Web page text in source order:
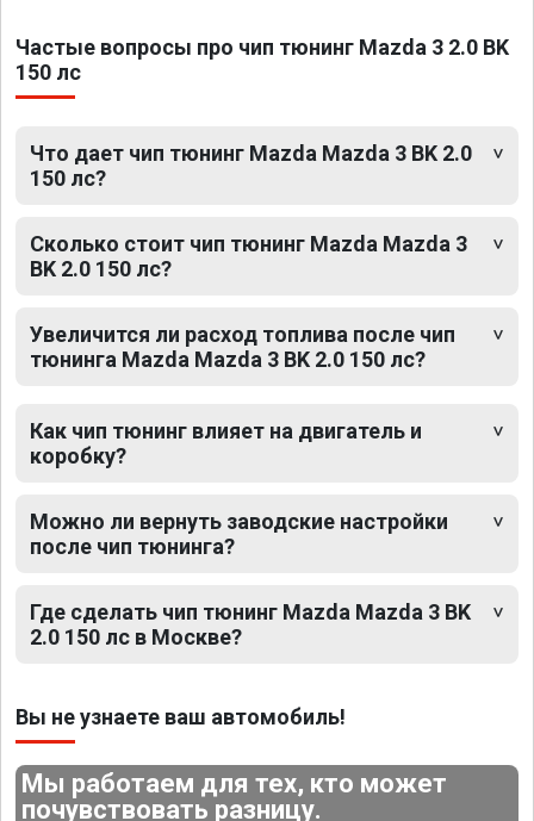
Частые вопросы про чип тюнинг Mazda 3 2.0 BK
150 лс
Что дает чип тюнинг Mazda Mazda 3 BK 2.0
150 лс?
Сколько стоит чип тюнинг Mazda Mazda 3
BK 2.0 150 лс?
Увеличится ли расход топлива после чип
тюнинга Mazda Mazda 3 BK 2.0 150 лс?
Как чип тюнинг влияет на двигатель и
коробку?
Можно ли вернуть заводские настройки
после чип тюнинга?
Где сделать чип тюнинг Mazda Mazda 3 BK
2.0 150 лс в Москве?
Вы не узнаете ваш автомобиль!
Мы работаем для тех, кто может
почувствовать разницу.